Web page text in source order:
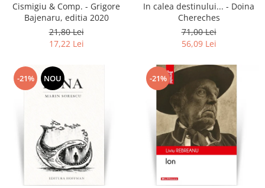
Cismigiu & Comp. - Grigore
Bajenaru, editia 2020
21,80 Lei
17,22 Lei
In calea destinului... - Doina
Chereches
71,00 Lei
56,09 Lei
-21% NOU -21%